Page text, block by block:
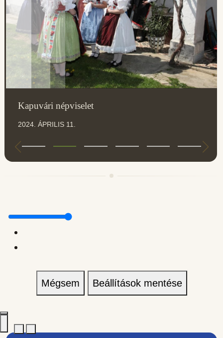
Kapuvári népviselet
2024. ÁPRILIS 11.
Mégsem Beállítások mentése